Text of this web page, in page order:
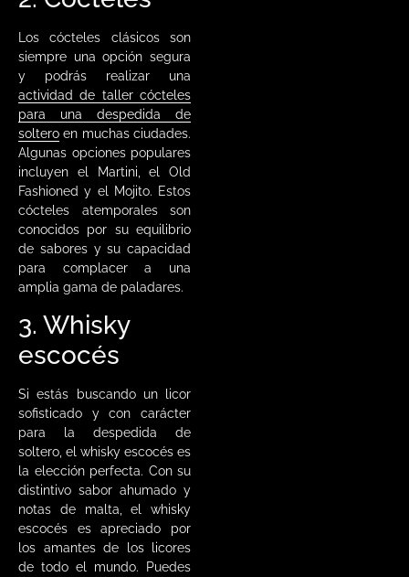
Los cócteles clásicos son
siempre una opción segura
y podrás realizar una
actividad de taller cócteles
para una despedida de
soltero en muchas ciudades.
Algunas opciones populares
incluyen el Martini, el Old
Fashioned y el Mojito. Estos
cócteles atemporales son
conocidos por su equilibrio
de sabores y su capacidad
para complacer a una
amplia gama de paladares.
3. Whisky
escocés
Si estás buscando un licor
sofisticado y con carácter
para la despedida de
soltero, el whisky escocés es
la elección perfecta. Con su
distintivo sabor ahumado y
notas de malta, el whisky
escocés es apreciado por
los amantes de los licores
de todo el mundo. Puedes